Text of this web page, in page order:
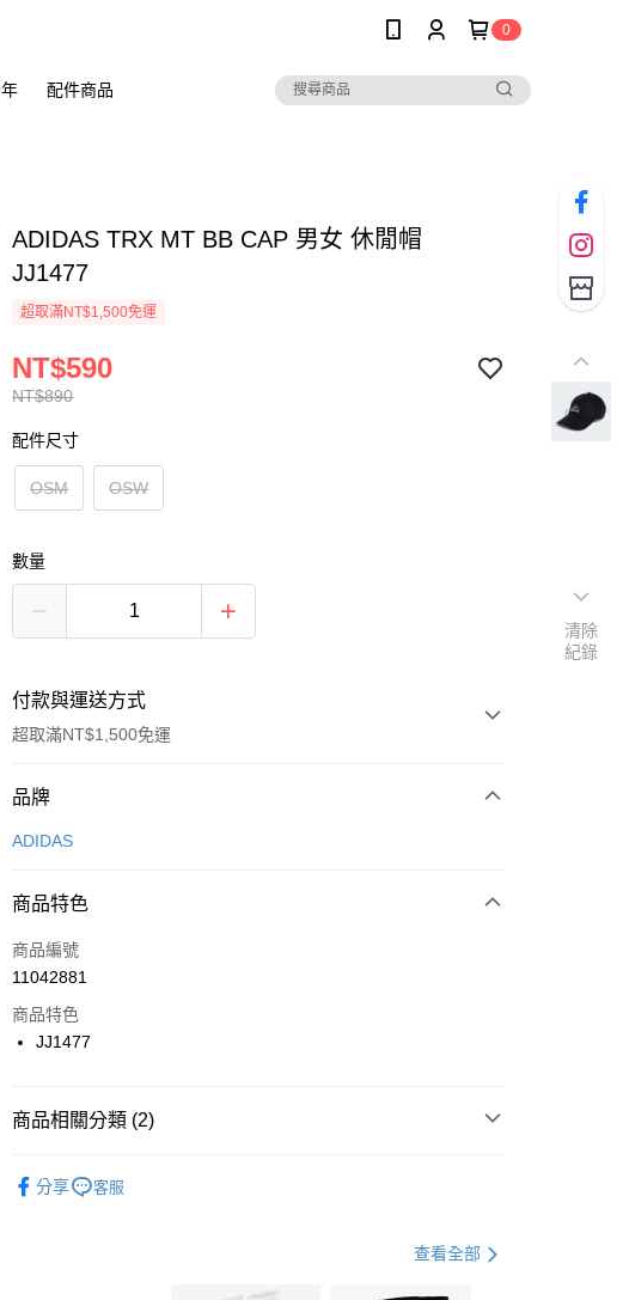
0
配件商品
ADIDAS TRX MT BB CAP 男女 休閒帽
JJ1477
超取滿NT$1,500免運
NT$890
NT$590
配件尺寸
OSM OSW
數量
付款與運送方式
超取滿NT$1,500免運
付款方式
信用卡一次付款
合作金庫商業銀行
華南商業銀行
上海商業儲蓄銀行
國泰世華商業銀行
聯邦商業銀行
台新國際商業銀行
LINE Pay
Apple Pay
【關於「AFTEE先享後付」】
品牌
ADIDAS
商品特色
商品編號
11042881
商品特色
JJ1477
商品相關分類 (2)
分享 客服
查看全部
清除
紀錄